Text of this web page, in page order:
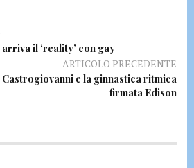
il ‘reality’ con gay
ARTICOLO PRECEDENTE
e la ginnastica ritmica
firmata Edison